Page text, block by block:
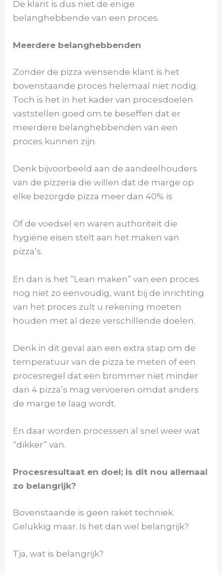
De klant is dus niet de enige
belanghebbende van een proces.
Meerdere belanghebbenden
Zonder de pizza wensende klant is het
bovenstaande proces helemaal niet nodig.
Toch is het in het kader van procesdoelen
vaststellen goed om te beseffen dat er
meerdere belanghebbenden van een
proces kunnen zijn.
Denk bijvoorbeeld aan de aandeelhouders
van de pizzeria die willen dat de marge op
elke bezorgde pizza meer dan 40% is
Of de voedsel en waren authoriteit die
hygiëne eisen stelt aan het maken van
pizza’s.
En dan is het “Lean maken” van een proces
nog niet zo eenvoudig, want bij de inrichting
van het proces zult u rekening moeten
houden met al deze verschillende doelen.
Denk in dit geval aan een extra stap om de
temperatuur van de pizza te meten of een
procesregel dat een brommer niet minder
dan 4 pizza’s mag vervoeren omdat anders
de marge te laag wordt.
En daar worden processen al snel weer wat
“dikker” van.
Procesresultaat en doel; is dit nou allemaal
zo belangrijk?
Bovenstaande is geen raket techniek.
Gelukkig maar. Is het dan wel belangrijk?
Tja, wat is belangrijk?